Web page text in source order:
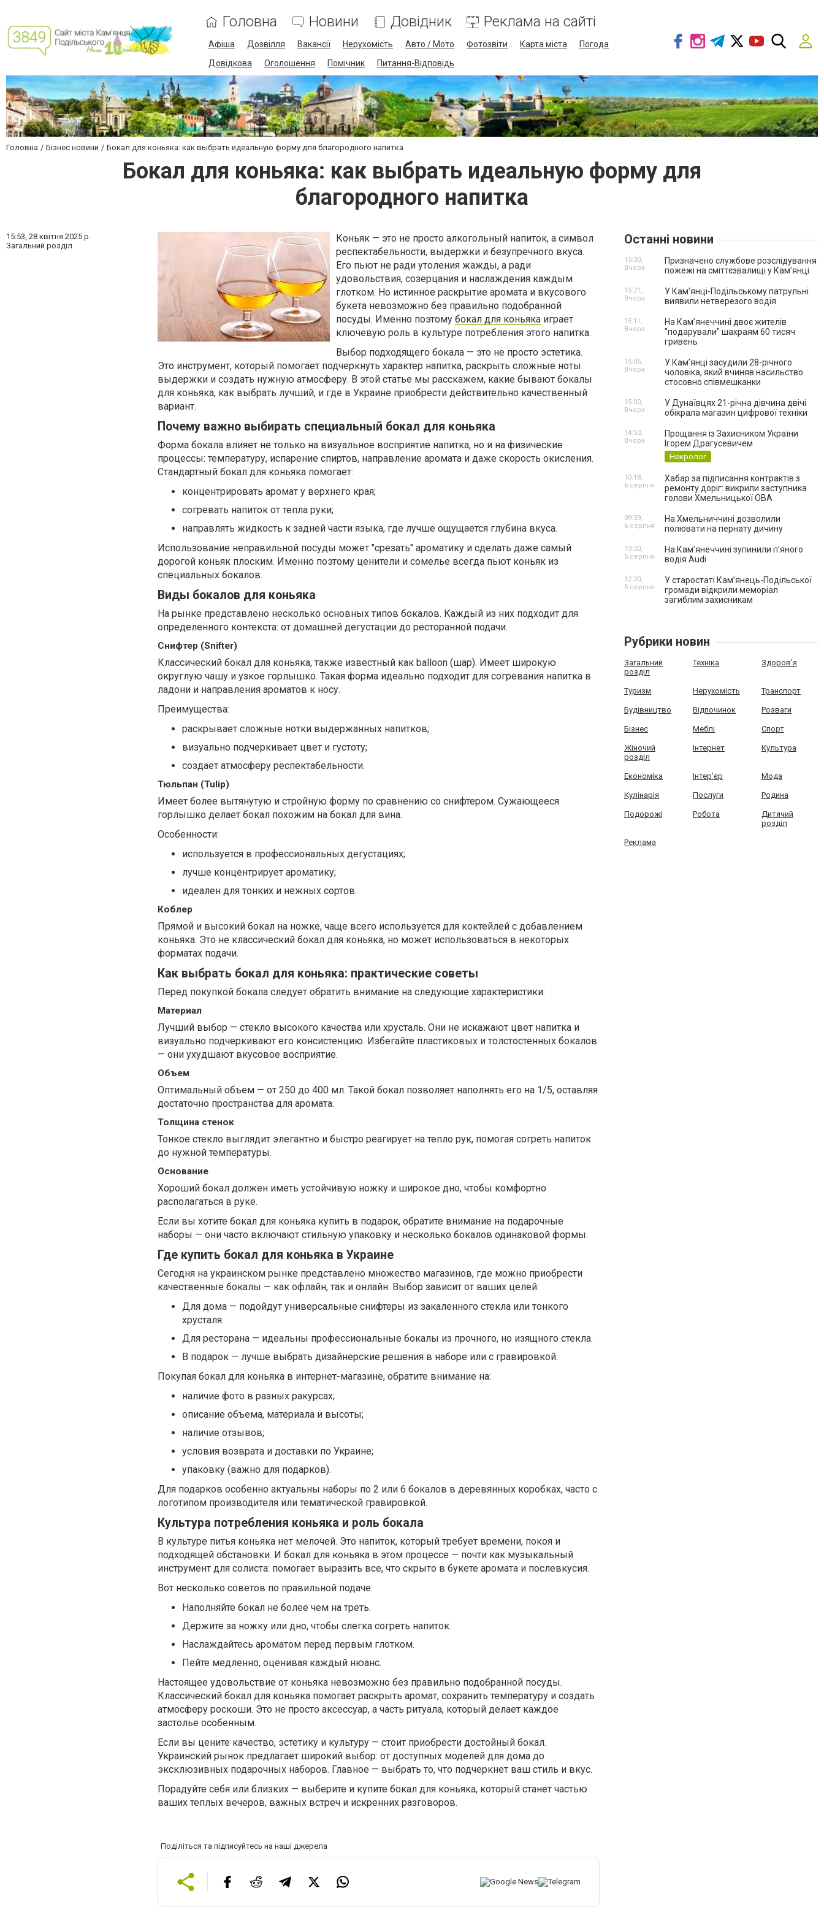
Головна Новини Довідник Реклама на сайті
Афіша Дозвілля Вакансії Нерухомість Авто / Мото Фотозвіти Карта міста
Погода
Довідкова
Оголошення Помічник Питання-Відповідь
Головна Бізнес новини Бокал для коньяка: как выбрать идеальную форму для благородного напитка
Бокал для коньяка: как выбрать идеальную форму для
благородного напитка
15:53, 28 квітня 2025 р.
Загальний розділ
Коньяк — это не просто алкогольный напиток, а символ
респектабельности, выдержки и безупречного вкуса.
Его пьют не ради утоления жажды, а ради
удовольствия, созерцания и наслаждения каждым
глотком. Но истинное раскрытие аромата и вкусового
букета невозможно без правильно подобранной
посуды. Именно поэтому бокал для коньяка играет
ключевую роль в культуре потребления этого напитка.
Выбор подходящего бокала — это не просто эстетика.
Это инструмент, который помогает подчеркнуть характер напитка, раскрыть сложные ноты
выдержки и создать нужную атмосферу. В этой статье мы расскажем, какие бывают бокалы
для коньяка, как выбрать лучший, и где в Украине приобрести действительно качественный
вариант.
Почему важно выбирать специальный бокал для коньяка
Форма бокала влияет не только на визуальное восприятие напитка, но и на физические
процессы: температуру, испарение спиртов, направление аромата и даже скорость окисления.
Стандартный бокал для коньяка помогает:
концентрировать аромат у верхнего края;
согревать напиток от тепла руки;
направлять жидкость к задней части языка, где лучше ощущается глубина вкуса.
Использование неправильной посуды может "срезать" ароматику и сделать даже самый
дорогой коньяк плоским. Именно поэтому ценители и сомелье всегда пьют коньяк из
специальных бокалов.
Виды бокалов для коньяка
На рынке представлено несколько основных типов бокалов. Каждый из них подходит для
определенного контекста: от домашней дегустации до ресторанной подачи.
Снифтер (Snifter)
Классический бокал для коньяка, также известный как balloon (шар). Имеет широкую
округлую чашу и узкое горлышко. Такая форма идеально подходит для согревания напитка в
ладони и направления ароматов к носу.
Преимущества:
раскрывает сложные нотки выдержанных напитков;
визуально подчеркивает цвет и густоту;
создает атмосферу респектабельности.
Тюльпан (Tulip)
Имеет более вытянутую и стройную форму по сравнению со снифтером. Сужающееся
горлышко делает бокал похожим на бокал для вина.
Особенности:
используется в профессиональных дегустациях;
лучше концентрирует ароматику;
идеален для тонких и нежных сортов.
Коблер
Прямой и высокий бокал на ножке, чаще всего используется для коктейлей с добавлением
коньяка. Это не классический бокал для коньяка, но может использоваться в некоторых
форматах подачи.
Как выбрать бокал для коньяка: практические советы
Перед покупкой бокала следует обратить внимание на следующие характеристики:
Материал
Лучший выбор — стекло высокого качества или хрусталь. Они не искажают цвет напитка и
визуально подчеркивают его консистенцию. Избегайте пластиковых и толстостенных бокалов
— они ухудшают вкусовое восприятие.
Объем
Оптимальный объем — от 250 до 400 мл. Такой бокал позволяет наполнять его на 1/5, оставляя
достаточно пространства для аромата.
Толщина стенок
Тонкое стекло выглядит элегантно и быстро реагирует на тепло рук, помогая согреть напиток
до нужной температуры.
Основание
Хороший бокал должен иметь устойчивую ножку и широкое дно, чтобы комфортно
располагаться в руке.
Если вы хотите бокал для коньяка купить в подарок, обратите внимание на подарочные
наборы — они часто включают стильную упаковку и несколько бокалов одинаковой формы.
Где купить бокал для коньяка в Украине
Сегодня на украинском рынке представлено множество магазинов, где можно приобрести
качественные бокалы — как офлайн, так и онлайн. Выбор зависит от ваших целей:
Для дома — подойдут универсальные снифтеры из закаленного стекла или тонкого
хрусталя.
Для ресторана — идеальны профессиональные бокалы из прочного, но изящного стекла.
В подарок — лучше выбрать дизайнерские решения в наборе или с гравировкой.
Покупая бокал для коньяка в интернет-магазине, обратите внимание на:
наличие фото в разных ракурсах;
описание объема, материала и высоты;
наличие отзывов;
условия возврата и доставки по Украине;
упаковку (важно для подарков).
Для подарков особенно актуальны наборы по 2 или 6 бокалов в деревянных коробках, часто с
логотипом производителя или тематической гравировкой.
Культура потребления коньяка и роль бокала
В культуре питья коньяка нет мелочей. Это напиток, который требует времени, покоя и
подходящей обстановки. И бокал для коньяка в этом процессе — почти как музыкальный
инструмент для солиста: помогает выразить все, что скрыто в букете аромата и послевкусия.
Вот несколько советов по правильной подаче:
Наполняйте бокал не более чем на треть.
Держите за ножку или дно, чтобы слегка согреть напиток.
Наслаждайтесь ароматом перед первым глотком.
Пейте медленно, оценивая каждый нюанс.
Настоящее удовольствие от коньяка невозможно без правильно подобранной посуды.
Классический бокал для коньяка помогает раскрыть аромат, сохранить температуру и создать
атмосферу роскоши. Это не просто аксессуар, а часть ритуала, который делает каждое
застолье особенным.
Если вы цените качество, эстетику и культуру — стоит приобрести достойный бокал.
Украинский рынок предлагает широкий выбор: от доступных моделей для дома до
эксклюзивных подарочных наборов. Главное — выбрать то, что подчеркнет ваш стиль и вкус.
Порадуйте себя или близких — выберите и купите бокал для коньяка, который станет частью
ваших теплых вечеров, важных встреч и искренних разговоров.
Поділіться та підписуйтесь на наші джерела
Останні новини
Призначено службове розслідування
пожежі на сміттєзвалищі у Кам’янці
15:30,
Вчора
У Кам’янці-Подільському патрульні
виявили нетверезого водія
15:21,
Вчора
На Камʼянеччині двоє жителів
"подарували" шахраям 60 тисяч
гривень
15:11,
Вчора
У Камʼянці засудили 28-річного
чоловіка, який вчиняв насильство
стосовно співмешканки
15:06,
Вчора
У Дунаївцях 21-річна дівчина двічі
обікрала магазин цифрової техніки
15:00,
Вчора
Прощання із Захисником України
Ігорем Драгусевичем
Некролог
14:53,
Вчора
Хабар за підписання контрактів з
ремонту доріг: викрили заступника
голови Хмельницької ОВА
10:18,
6 серпня
На Хмельниччині дозволили
полювати на пернату дичину
09:59,
6 серпня
На Камʼянеччині зупинили п'яного
водія Audi
13:20,
5 серпня
У старостаті Кам’янець-Подільської
громади відкрили меморіал
загиблим захисникам
12:20,
5 серпня
Рубрики новин
Загальний
розділ
Техніка Здоров'я
Туризм Нерухомість Транспорт
Будівництво Відпочинок Розваги
Бізнес Меблі Спорт
Жіночий
розділ
Інтернет Культура
Економіка Інтер'єр Мода
Кулінарія Послуги Родина
Подорожі Робота
Дитячий
розділ
Реклама